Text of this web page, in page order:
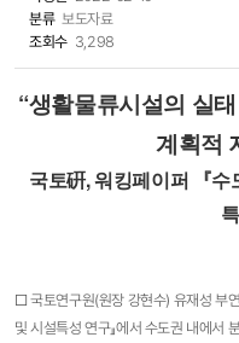
분류 보도자료
조회수 3,298
“생활물류시설의 실
계획적
국토硏, 워킹페이퍼 『
□ 국토연구원(원장 강현수) 유재성 부
및 시설특성 연구』에서 수도권 내에서